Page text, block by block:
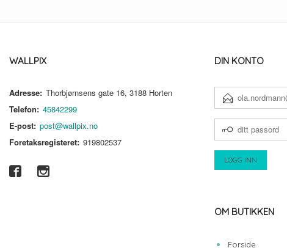
WALLPIX
Adresse: Thorbjørnsens gate 16, 3188 Horten
Telefon: 45842299
E-post: post@wallpix.no
Foretaksregisteret: 919802537
DIN KONTO
POSTADRESSE
PASSORD
OM BUTIKKEN
Forside